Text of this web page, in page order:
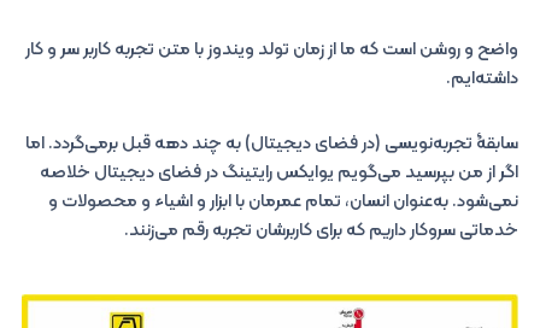
واضح و روشن است که ما از زمان تولد ویندوز با متن تجربه کاربر سر و کار
داشته‌ایم.
سابقۀ تجربه‌نویسی (در فضای دیجیتال) به چند دهه قبل برمی‌گردد. اما
اگر از من بپرسید می‌گویم یوایکس رایتینگ در فضای دیجیتال خلاصه
نمی‌شود. به‌عنوان انسان، تمام عمرمان با ابزار و اشیاء و محصولات و
خدماتی سروکار داریم که برای کاربرشان تجربه رقم می‌زنند.